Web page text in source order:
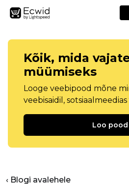
Kõik, mida
müümiseks
Looge veebipood mõne
veebisaidil,
Loo pood
‹ Blogi avalehele